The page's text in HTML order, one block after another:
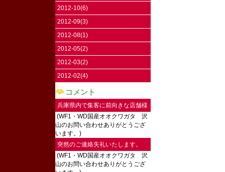
2012-10(6)
2012-09(3)
2012-08(1)
2012-05(2)
2012-03(2)
2012-02(4)
コメント
兵庫県内で集客に前向きな店舗様
にご連絡し...
(WF1・WD国産オオクワガタ 沢
山のお問い合わせありがとうござ
います。)
突然のご連絡失礼いたします。
2026...
(WF1・WD国産オオクワガタ 沢
山のお問い合わせありがとうござ